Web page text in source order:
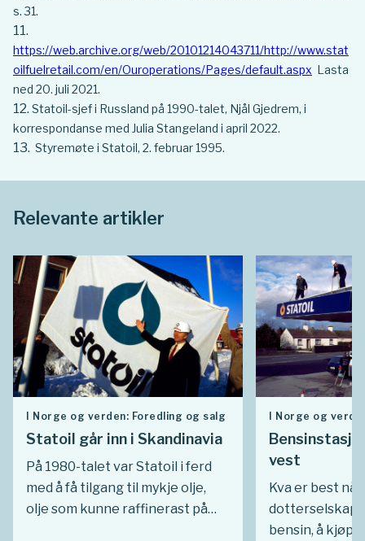
s. 31.
https://web.archive.org/web/20101214043711/http://www.stat
oilfuelretail.com/en/Ouroperations/Pages/default.aspx Lasta
ned 20. juli 2021.
Statoil-sjef i Russland på 1990-talet, Njål Gjedrem, i
korrespondanse med Julia Stangeland i april 2022.
Styremøte i Statoil, 2. februar 1995.
Relevante artikler
I Norge og verden: Foredling og salg
Statoil går inn i Skandinavia
På 1980-talet var Statoil i ferd
med å få tilgang til mykje olje,
olje som kunne raffinerast på
I Norge og
vest
Kva er best
dotterselskap
bensin, å